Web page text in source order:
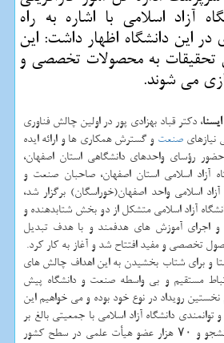
آزاد اسلامی با اشاره به راه
در این دانشگاه اظهار داشت: این
تحقیقات به محصولات تخصصی و
می شوند.
، دكتر قباد بهزادی پور در اولین چالش فناوری
نیازهایصنعت و گسترش همكاری ها و ارائه ایده
رؤسای واحدهای دانشگاهی استان اصفهان،
آزاد اسلامی استان اصفهان، صاحبان صنعت و
اسلامی واحد اصفهان(خوراسگان) برگزار شد،
آزاد اسلامی متشكل از دو بخش شتابدهنده و
اجرای آموزش های هدفمند و با هدف تبدیل
تخصصی و مفید افتتاح شد و آغاز به كار كرد.
و برای شتاب بخشیدن به این اهداف چالش های
مستقیم و بی واسطه صنعت و دانشگاه پیش
رویداد در نوع خود بوده و می خواهیم این
دانشگاه آزاد اسلامی با جمعیتی بالغ بر
یك میلیون و ۲۰۰ هزار دانشجو و ۷۰ هزار عضو هیأت علمی در سطح كشور